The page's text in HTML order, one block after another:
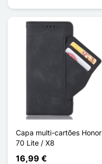
Capa multi-cartões Honor
70 Lite / X8
16,99 €